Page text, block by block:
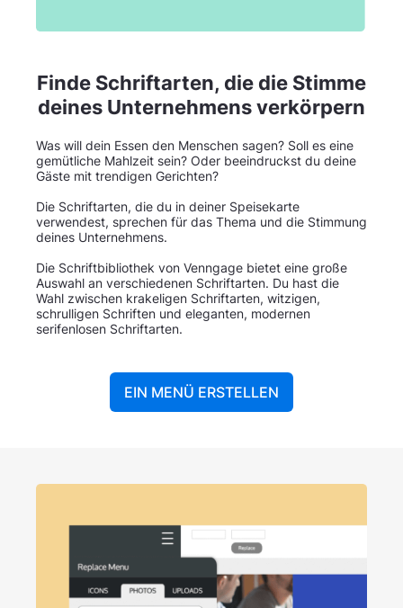
Finde Schriftarten, die die Stimme
deines Unternehmens verkörpern
Was will dein Essen den Menschen sagen? Soll es eine
gemütliche Mahlzeit sein? Oder beeindruckst du deine
Gäste mit trendigen Gerichten?
Die Schriftarten, die du in deiner Speisekarte
verwendest, sprechen für das Thema und die Stimmung
deines Unternehmens.
Die Schriftbibliothek von Venngage bietet eine große
Auswahl an verschiedenen Schriftarten. Du hast die
Wahl zwischen krakeligen Schriftarten, witzigen,
schrulligen Schriften und eleganten, modernen
serifenlosen Schriftarten.
EIN MENÜ ERSTELLEN